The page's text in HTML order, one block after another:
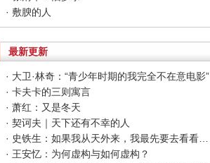
· 敷腴的人
最新更新
· 大卫·林奇：“青少年时期的我完全不在意电影”
· 卡夫卡的三则寓言
· 萧红：又是冬天
· 契诃夫｜天下还有不幸的人
· 史铁生：如果我从天外来，我最先要去看看足球
· 王安忆：为何虚构与如何虚构？